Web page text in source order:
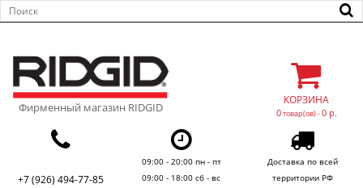
Фирменный магазин RIDGID
+7 (926) 494-77-85
09:00 - 20:00 пн - пт
09:00 - 18:00 сб - вс
Доставка по всей
территории РФ
КОРЗИНА
0товар(ов) -0 р.